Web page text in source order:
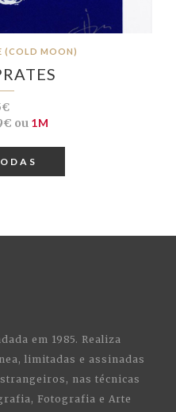
(COLD MOON)
ou 1M
em 1985. Realiza
limitadas e assinadas
nas técnicas
Fotografia e Arte